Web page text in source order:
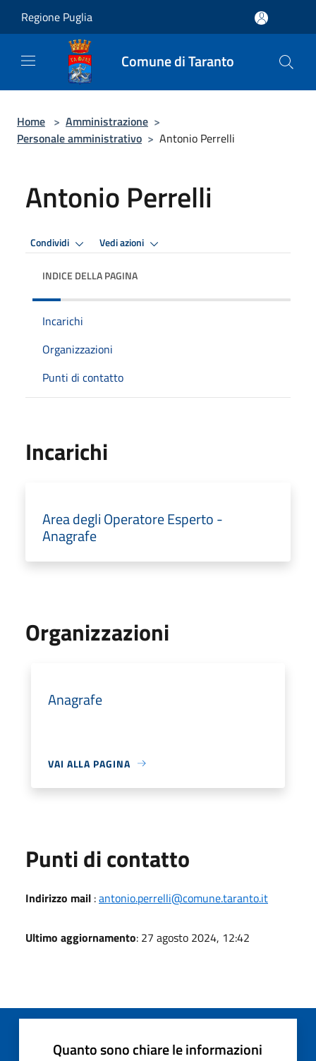
Regione Puglia
Comune di Taranto
Home > Amministrazione >
Personale amministrativo > Antonio Perrelli
Antonio Perrelli
Condividi Vedi azioni
INDICE DELLA PAGINA
Incarichi
Organizzazioni
Punti di contatto
Incarichi
Area degli Operatore Esperto -
Anagrafe
Organizzazioni
Anagrafe
VAI ALLA PAGINA
Punti di contatto
Indirizzo mail :antonio.perrelli@comune.taranto.it
Ultimo aggiornamento: 27 agosto 2024, 12:42
Quanto sono chiare le informazioni